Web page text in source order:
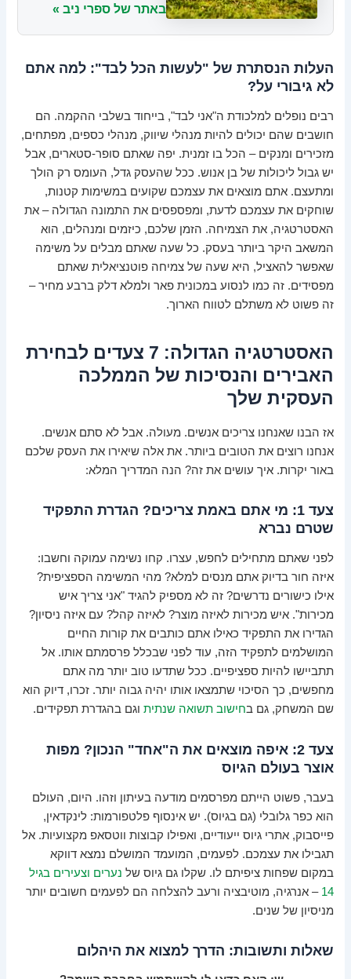
באתר של ספרי ניב »
העלות הנסתרת של "לעשות הכל לבד": למה אתם
לא גיבורי על?
רבים נופלים למלכודת ה"אני לבד", בייחוד בשלבי ההקמה. הם
חושבים שהם יכולים להיות מנהלי שיווק, מנהלי כספים, מפתחים,
מזכירים ומנקים – הכל בו זמנית. יפה שאתם סופר-סטארים, אבל
יש גבול ליכולות של בן אנוש. ככל שהעסק גדל, העומס רק הולך
ומתעצם. אתם מוצאים את עצמכם שקועים במשימות קטנות,
שוחקים את עצמכם לדעת, ומפספסים את התמונה הגדולה – את
האסטרטגיה, את הצמיחה. הזמן שלכם, כיזמים ומנהלים, הוא
המשאב היקר ביותר בעסק. כל שעה שאתם מבלים על משימה
שאפשר להאציל, היא שעה של צמיחה פוטנציאלית שאתם
מפסידים. זה כמו לנסוע במכונית פאר ולמלא דלק ברבע מחיר –
זה פשוט לא משתלם לטווח הארוך.
האסטרטגיה הגדולה: 7 צעדים לבחירת
האבירים והנסיכות של הממלכה
העסקית שלך
אז הבנו שאנחנו צריכים אנשים. מעולה. אבל לא סתם אנשים.
אנחנו רוצים את הטובים ביותר. את אלה שיאירו את העסק שלכם
באור יקרות. איך עושים את זה? הנה המדריך המלא:
צעד 1: מי אתם באמת צריכים? הגדרת התפקיד
שטרם נברא
לפני שאתם מתחילים לחפש, עצרו. קחו נשימה עמוקה וחשבו:
איזה חור בדיוק אתם מנסים למלא? מהי המשימה הספציפית?
אילו כישורים נדרשים? זה לא מספיק להגיד "אני צריך איש
מכירות". איש מכירות לאיזה מוצר? לאיזה קהל? עם איזה ניסיון?
הגדירו את התפקיד כאילו אתם כותבים את קורות החיים
המושלמים לתפקיד הזה, עוד לפני שבכלל פרסמתם אותו. אל
תתביישו להיות ספציפיים. ככל שתדעו טוב יותר מה אתם
מחפשים, כך הסיכוי שתמצאו אותו יהיה גבוה יותר. זכרו, דיוק הוא
שם המשחק, גם בחישוב תשואה שנתית וגם בהגדרת תפקידים.
צעד 2: איפה מוצאים את ה"אחד" הנכון? מפות
אוצר בעולם הגיוס
בעבר, פשוט הייתם מפרסמים מודעה בעיתון וזהו. היום, העולם
הוא כפר גלובלי (גם בגיוס). יש אינסוף פלטפורמות: לינקדאין,
פייסבוק, אתרי גיוס ייעודיים, ואפילו קבוצות ווטסאפ מקצועיות. אל
תגבילו את עצמכם. לפעמים, המועמד המושלם נמצא דווקא
במקום שפחות ציפיתם לו. שקלו גם גיוס של נערים וצעירים בגיל
14 – אנרגיה, מוטיבציה ורעב להצלחה הם לפעמים חשובים יותר
מניסיון של שנים.
שאלות ותשובות: הדרך למצוא את היהלום